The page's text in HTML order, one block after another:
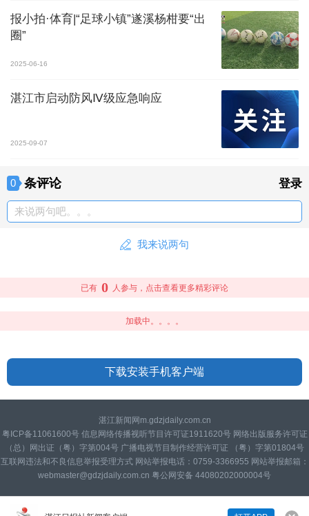
报小拍·体育|“足球小镇”遂溪杨柑要“出
圈”
2025-06-16
湛江市启动防风Ⅳ级应急响应
2025-09-07
0 条评论 登录
来说两句吧。。。
我来说两句
已有 0 人参与，点击查看更多精彩评论
加载中。。。。
下载安装手机客户端
湛江新闻网m.gdzjdaily.com.cn
粤ICP备11061600号 信息网络传播视听节目许可证1911620号 网络出版服务许可证
（总）网出证（粤）字第004号 广播电视节目制作经营许可证 （粤）字第01804号
互联网违法和不良信息举报受理方式 网站举报电话：0759-3366955 网站举报邮箱：
webmaster@gdzjdaily.com.cn 粤公网安备 44080202000004号